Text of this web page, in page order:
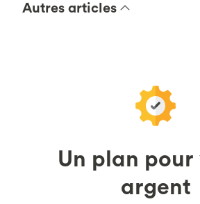
Autres articles
Un plan
argent